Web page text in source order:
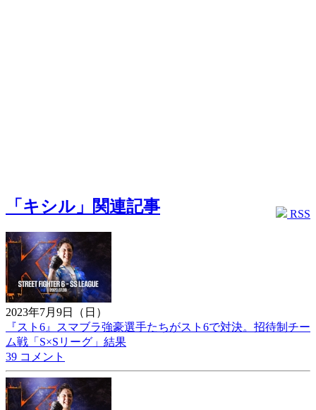
RSS
「キシル」関連記事
2023年7月9日（日）
『スト6』スマブラ強豪選手たちがスト6で対決。招待制チー
ム戦「S×Sリーグ」結果
39 コメント